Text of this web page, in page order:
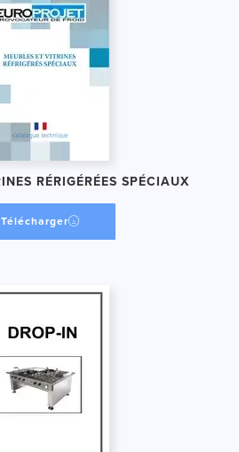
RÉRIGÉRÉES SPÉCIAUX
Télécharger